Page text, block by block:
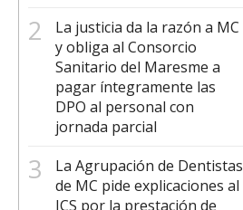
La justicia da la razón a MC
y obliga al Consorcio
Sanitario del Maresme a
pagar íntegramente las
DPO al personal con
jornada parcial
La Agrupación de Dentistas
de MC pide explicaciones al
ICS por la prestación de